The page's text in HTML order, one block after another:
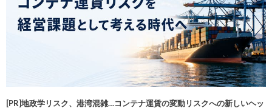
[PR]地政学リスク、港湾混雑…コンテナ運賃の変動リスクへの新しいヘッ